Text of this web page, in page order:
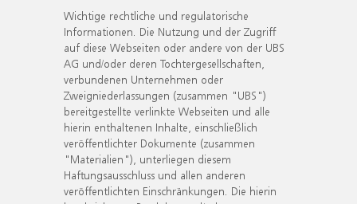
Wichtige rechtliche und regulatorische
Informationen. Die Nutzung und der Zugriff
auf diese Webseiten oder andere von der UBS
AG und/oder deren Tochtergesellschaften,
verbundenen Unternehmen oder
Zweigniederlassungen (zusammen "UBS")
bereitgestellte verlinkte Webseiten und alle
hierin enthaltenen Inhalte, einschließlich
veröffentlichter Dokumente (zusammen
"Materialien"), unterliegen diesem
Haftungsausschluss und allen anderen
veröffentlichten Einschränkungen. Die hierin